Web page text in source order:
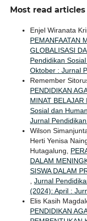
Most read
Enjel Wiranata
PEMANFAATAN
GLOBALISASI
Pendidikan
Oktober : Jurnal
Remember
PENDIDIKAN
MINAT BELAJAR
Sosial dan
Jurnal
Wilson
Herti Yenisa
Hutagalung,
DALAM
SISWA DALAM
Jurnal
(2024): April :
Elis Kasih
PENDIDIKAN